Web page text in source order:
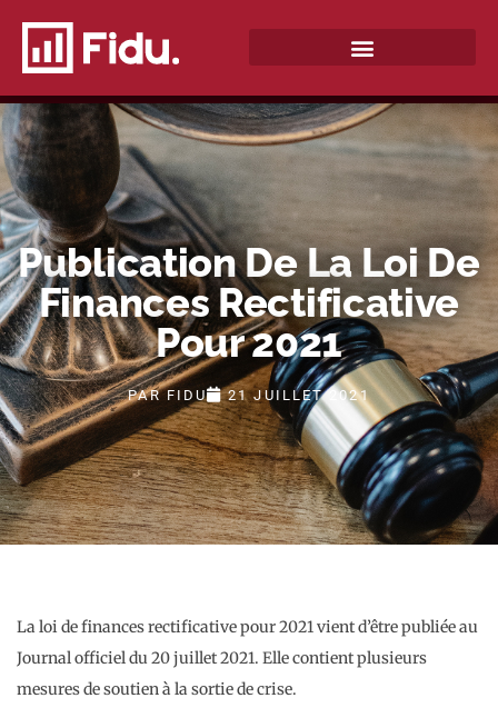
Publication De La Loi De
Finances Rectificative
Pour 2021
PARFIDU 21 JUILLET 2021
La loi de finances rectificative pour 2021 vient d’être publiée au
Journal officiel du 20 juillet 2021. Elle contient plusieurs
mesures de soutien à la sortie de crise.